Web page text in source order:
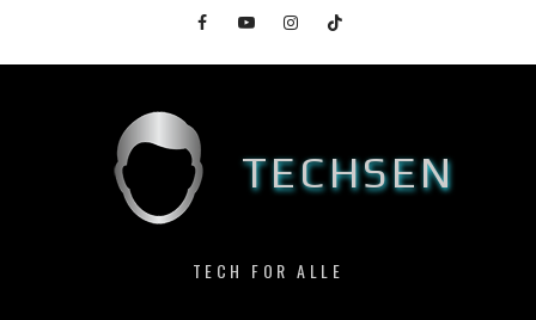
content
FacebookYouTubeInstagramTikTok
TECHSEN
TECH FOR ALLE